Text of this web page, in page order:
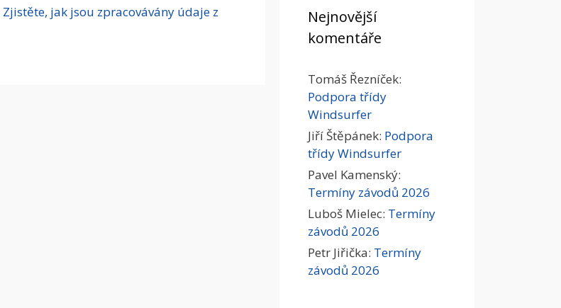
Zjistěte, jak jsou zpracovávány údaje z
Nejnovější
komentáře
Tomáš Řezníček:
Podpora třídy
Windsurfer
Jiří Štěpánek: Podpora
třídy Windsurfer
Pavel Kamenský:
Termíny závodů 2026
Luboš Mielec: Termíny
závodů 2026
Petr Jiřička: Termíny
závodů 2026